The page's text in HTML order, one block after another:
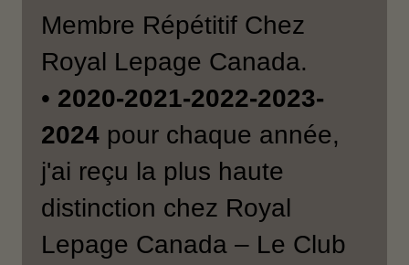
Membre Répétitif Chez
Royal Lepage Canada.
• 2020-2021-2022-2023-
2024 pour chaque année,
j'ai reçu la plus haute
distinction chez Royal
Lepage Canada – Le Club